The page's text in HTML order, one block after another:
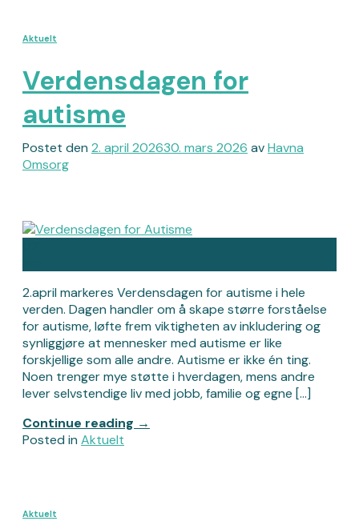
Aktuelt
Verdensdagen for
autisme
Postet den 2. april 202630. mars 2026 avHavna
Omsorg
2.april markeres Verdensdagen for autisme i hele
verden. Dagen handler om å skape større forståelse
for autisme, løfte frem viktigheten av inkludering og
synliggjøre at mennesker med autisme er like
forskjellige som alle andre. Autisme er ikke én ting.
Noen trenger mye støtte i hverdagen, mens andre
lever selvstendige liv med jobb, familie og egne […]
Continue reading →
Posted in Aktuelt
Aktuelt